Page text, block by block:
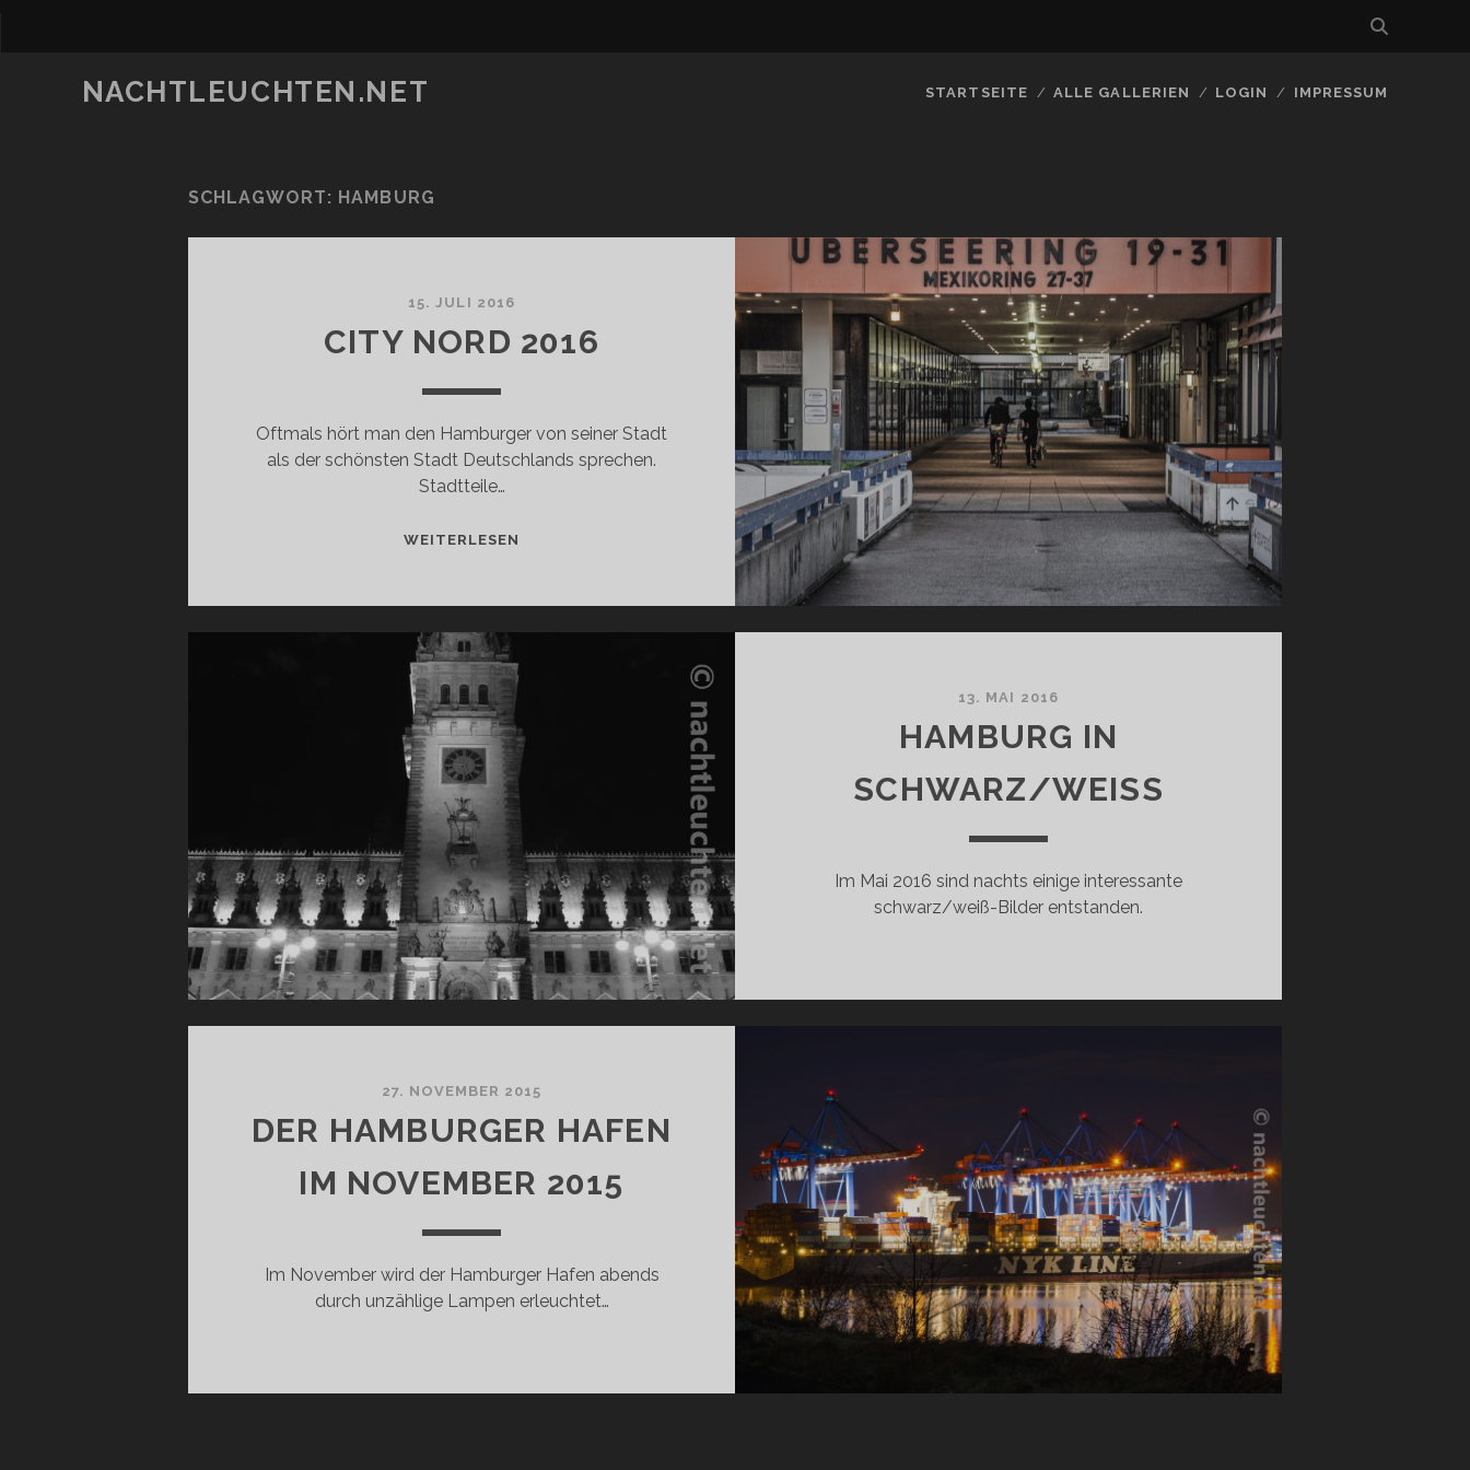
NACHTLEUCHTEN.NET STARTSEITE ALLE GALLERIEN LOGIN IMPRESSUM
SCHLAGWORT: HAMBURG
15. JULI 2016
CITY NORD 2016
Oftmals hört man den Hamburger von seiner Stadt
als der schönsten Stadt Deutschlands sprechen.
Stadtteile…
WEITERLESEN
13. MAI 2016
HAMBURG IN
SCHWARZ/WEISS
Im Mai 2016 sind nachts einige interessante
schwarz/weiß-Bilder entstanden.
27. NOVEMBER 2015
DER HAMBURGER HAFEN
IM NOVEMBER 2015
Im November wird der Hamburger Hafen abends
durch unzählige Lampen erleuchtet…